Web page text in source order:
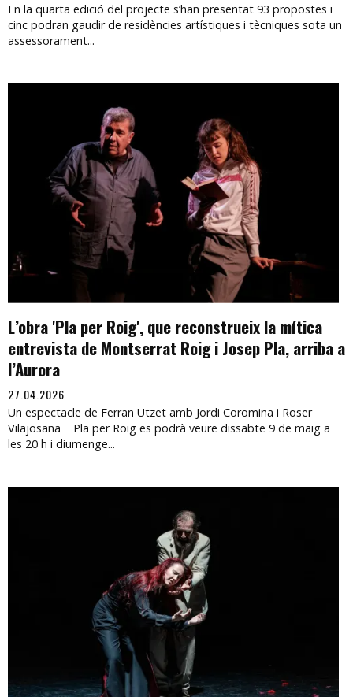
En la quarta edició del projecte s’han presentat 93 propostes i
cinc podran gaudir de residències artístiques i tècniques sota un
assessorament...
L’obra 'Pla per Roig', que reconstrueix la mítica
entrevista de Montserrat Roig i Josep Pla, arriba a
l’Aurora
27.04.2026
Un espectacle de Ferran Utzet amb Jordi Coromina i Roser
Vilajosana Pla per Roig es podrà veure dissabte 9 de maig a
les 20 h i diumenge...